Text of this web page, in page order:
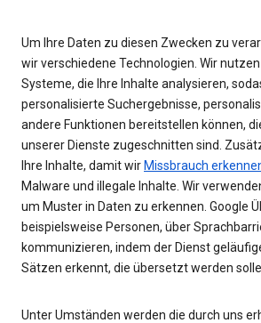
Um Ihre Daten zu diesen Zwecken zu
wir verschiedene Technologien. Wir
Systeme, die Ihre Inhalte analysieren,
personalisierte Suchergebnisse,
andere Funktionen bereitstellen können,
unserer Dienste zugeschnitten sind.
Ihre Inhalte, damit wir Missbrauch
Malware und illegale Inhalte. Wir
um Muster in Daten zu erkennen. Google
beispielsweise Personen, über
kommunizieren, indem der Dienst
Sätzen erkennt, die übersetzt werden
Unter Umständen werden die durch uns